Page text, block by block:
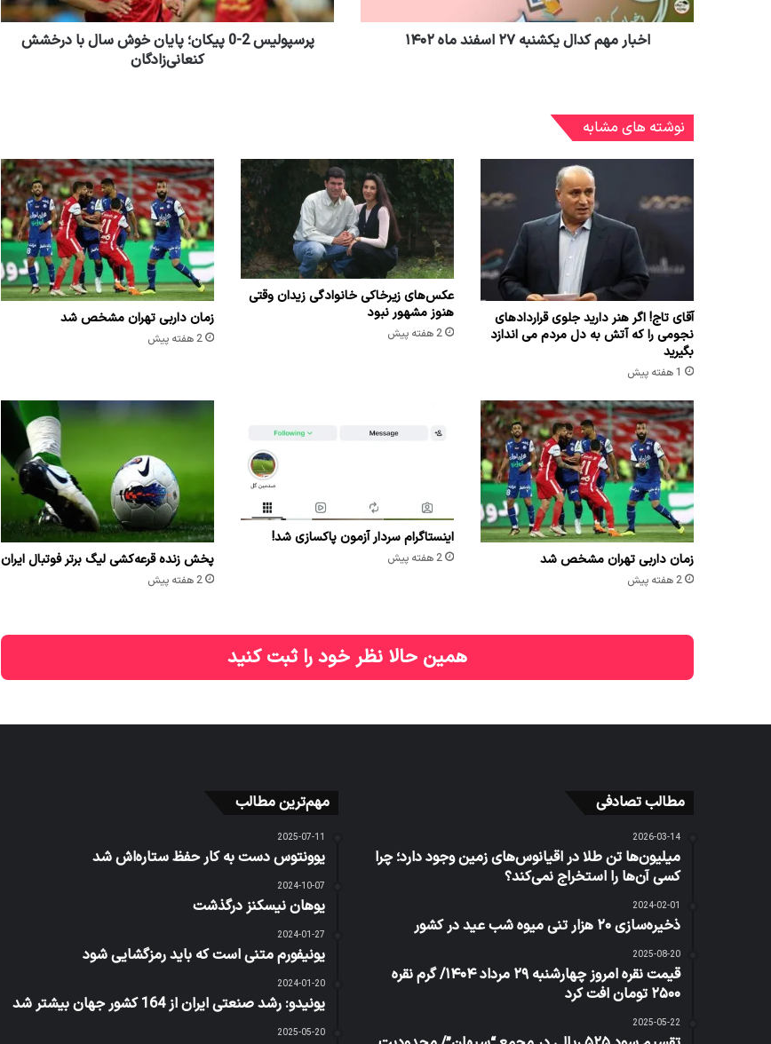
اخبار مهم کدال یکشنبه ۲۷ اسفند ماه ۱۴۰۲
پرسپولیس 2-0 پیکان؛ پایان خوش سال با درخشش
کنعانی‌زادگان
نوشته های مشابه
آقای تاج! اگر هنر دارید جلوی قراردادهای
نجومی را که آتش به دل مردم می اندازد
بگیرید
1 هفته پیش
عکس‌های زیرخاکی خانوادگی زیدان وقتی
هنوز مشهور نبود
2 هفته پیش
زمان داربی تهران مشخص شد
2 هفته پیش
زمان داربی تهران مشخص شد
2 هفته پیش
اینستاگرام سردار آزمون پاکسازی شد!
2 هفته پیش پخش زنده قرعه‌کشی لیگ برتر فوتبال ایران
2 هفته پیش
همین حالا نظر خود را ثبت کنید
مطالب تصادفی
2026-03-14
میلیون‌ها تن طلا در اقیانوس‌های زمین وجود دارد؛ چرا
کسی آن‌ها را استخراج نمی‌کند؟
2024-02-01
ذخیره‌سازی ۲۰ هزار تنی میوه شب عید در کشور
2025-08-20
قیمت نقره امروز چهارشنبه ۲۹ مرداد ۱۴۰۴/ گرم نقره
۲۵۰۰ تومان افت کرد
2025-05-22
مهم‌ترین مطالب
2025-07-11
یوونتوس دست به کار حفظ ستاره‌اش شد
2024-10-07
یوهان نیسکنز درگذشت
2024-01-27
یونیفورم متنی است که باید رمزگشایی شود
2024-01-20
یونیدو: رشد صنعتی ایران از 164 کشور جهان بیشتر شد
2025-05-20